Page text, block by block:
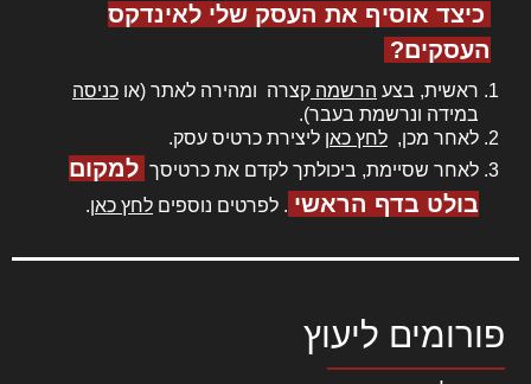
כיצד אוסיף את העסק שלי לאינדקס
העסקים?
ראשית, בצע הרשמה קצרה ומהירה לאתר (או כניסה
במידה ונרשמת בעבר).
לאחר מכן, לחץ כאן ליצירת כרטיס עסק.
לאחר שסיימת, ביכולתך לקדם את כרטיסך למקום
בולט בדף הראשי . לפרטים נוספים לחץ כאן.
פורומים ליעוץ